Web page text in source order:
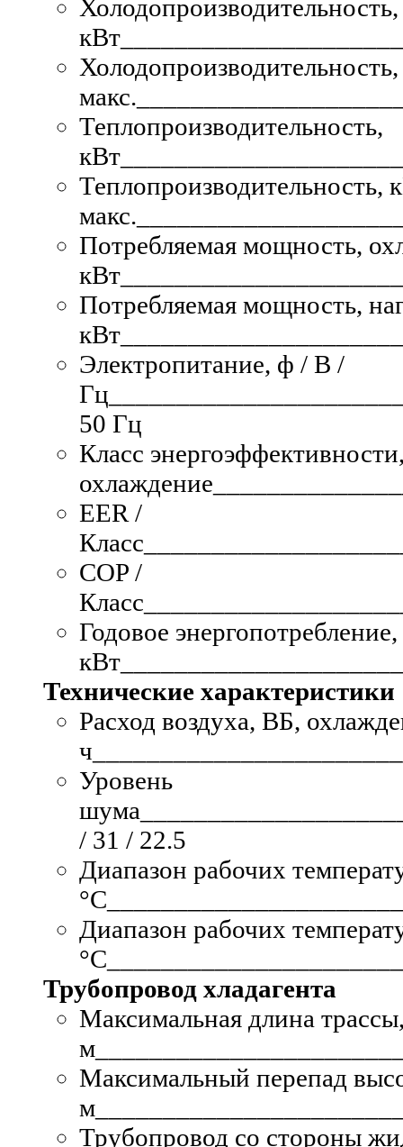
Холодопроизводительность,
кВт
макс.
Теплопроизводительность,
кВт
Теплопроизводительность,
макс.
Потребляемая мощность,
кВт
Потребляемая мощность,
кВт
Электропитание, ф / В /
Гц
50 Гц
Класс
охлаждение
EER /
Класс
COP /
Класс
Годовое энергопотребление,
кВт
Технические характеристики
Расход воздуха, ВБ,
ч
Уровень
шума
/ 31 / 22.5
Диапазон рабочих
°C
Диапазон рабочих
°C
Трубопровод хладагента
Максимальная длина
м
Максимальный перепад
м
Трубопровод со стороны